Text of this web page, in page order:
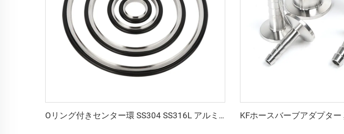
Oリング付きセンター環 SS304 SS316L アルミニウム (FKM/EPDM/NBR) 真空KF/NW ウォッシャーパイプリングフィッティング KF10-KF50 半導体用